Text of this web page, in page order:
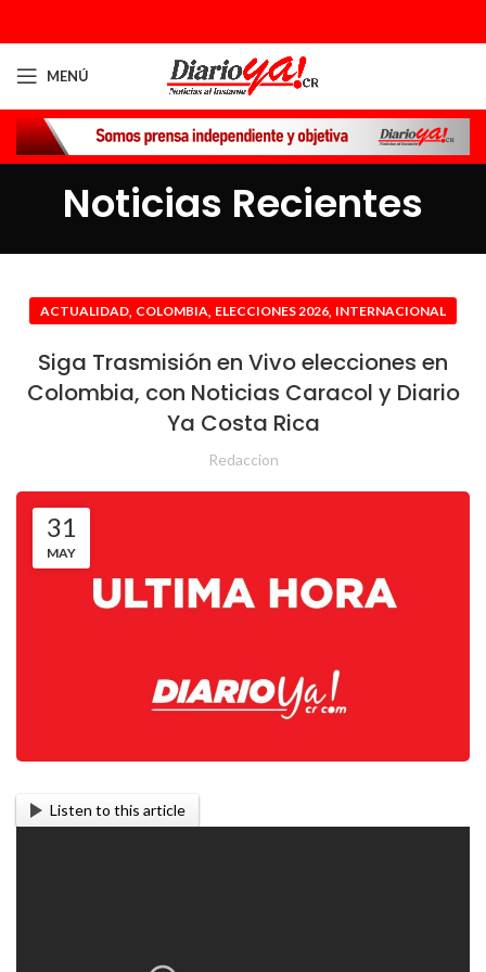
MENÚ
Noticias Recientes
ACTUALIDAD, COLOMBIA, ELECCIONES 2026, INTERNACIONAL
Siga Trasmisión en Vivo elecciones en
Colombia, con Noticias Caracol y Diario
Ya Costa Rica
Redaccion
31
MAY
Listen to this article